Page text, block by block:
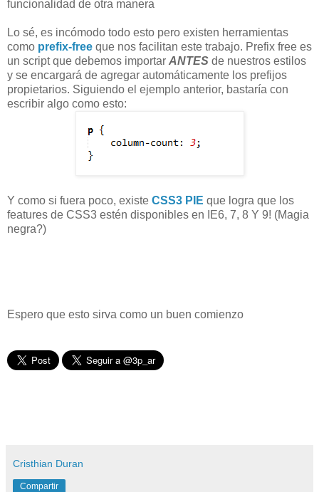
funcionalidad de otra manera
Lo sé, es incómodo todo esto pero existen herramientas
como prefix-free que nos facilitan este trabajo. Prefix free es
un script que debemos importar ANTES de nuestros estilos
y se encargará de agregar automáticamente los prefijos
propietarios. Siguiendo el ejemplo anterior, bastaría con
escribir algo como esto:
Y como si fuera poco, existe CSS3 PIE que logra que los
features de CSS3 estén disponibles en IE6, 7, 8 Y 9! (Magia
negra?)
Espero que esto sirva como un buen comienzo
Cristhian Duran
Compartir